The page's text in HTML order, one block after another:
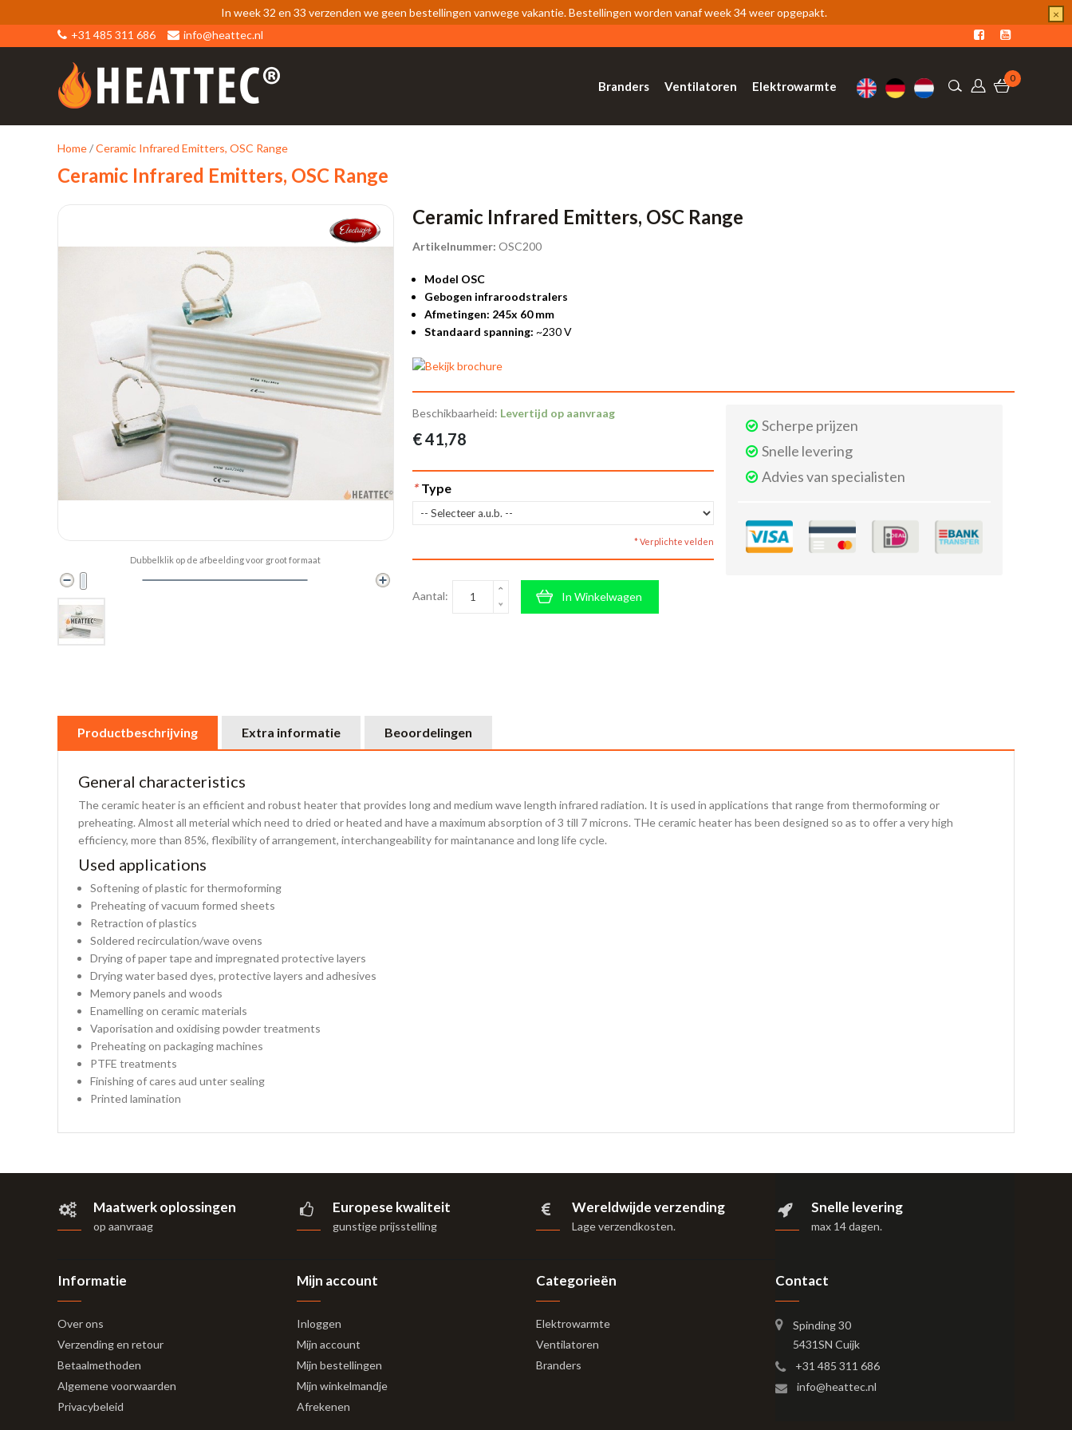
In week 32 en 33 verzenden we geen bestellingen vanwege vakantie. Bestellingen worden vanaf week 34 weer opgepakt.
×
+31 485 311 686
info@heattec.nl
0
Branders Ventilatoren Elektrowarmte
Home/Ceramic Infrared Emitters, OSC Range
Ceramic Infrared Emitters, OSC Range
Dubbelklik op de afbeelding voor groot formaat
Ceramic Infrared Emitters, OSC Range
Artikelnummer: OSC200
Model OSC
Gebogen infraroodstralers
Afmetingen: 245x 60 mm
Standaard spanning: ~230 V
Beschikbaarheid: Levertijd op aanvraag
€ 41,78
* Type
* Verplichte velden
Aantal: In Winkelwagen
Scherpe prijzen
Snelle levering
Advies van specialisten
Productbeschrijving Extra informatie Beoordelingen
General characteristics
The ceramic heater is an efficient and robust heater that provides long and medium wave length infrared radiation. It is used in applications that range from thermoforming or
preheating. Almost all meterial which need to dried or heated and have a maximum absorption of 3 till 7 microns. THe ceramic heater has been designed so as to offer a very high
efficiency, more than 85%, flexibility of arrangement, interchangeability for maintanance and long life cycle.
Used applications
Softening of plastic for thermoforming
Preheating of vacuum formed sheets
Retraction of plastics
Soldered recirculation/wave ovens
Drying of paper tape and impregnated protective layers
Drying water based dyes, protective layers and adhesives
Memory panels and woods
Enamelling on ceramic materials
Vaporisation and oxidising powder treatments
Preheating on packaging machines
PTFE treatments
Finishing of cares aud unter sealing
Printed lamination
Maatwerk oplossingen
op aanvraag
Europese kwaliteit
gunstige prijsstelling
Wereldwijde verzending
Lage verzendkosten.
Snelle levering
max 14 dagen.
Informatie
Over ons
Verzending en retour
Betaalmethoden
Algemene voorwaarden
Privacybeleid
Mijn account
Inloggen
Mijn account
Mijn bestellingen
Mijn winkelmandje
Afrekenen
Categorieën
Elektrowarmte
Ventilatoren
Branders
Contact
Spinding 30
5431SN Cuijk
+31 485 311 686
info@heattec.nl